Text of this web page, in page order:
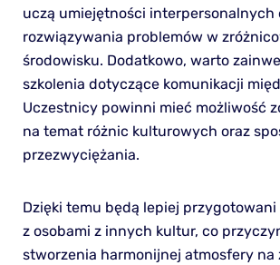
uczą umiejętności interpersonalnych
rozwiązywania problemów w
środowisku. Dodatkowo, warto
szkolenia dotyczące komunikacji
Uczestnicy powinni mieć możliwość
na temat różnic kulturowych oraz
przezwyciężania.
Dzięki temu będą lepiej przygotowani
z osobami z innych kultur, co
stworzenia harmonijnej atmosfery na